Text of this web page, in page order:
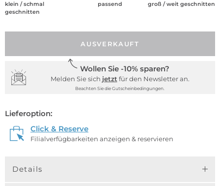
klein / schmal
geschnitten
passend groß / weit geschnitten
AUSVERKAUFT
Wollen Sie -10% sparen?
Melden Sie sich jetzt für den Newsletter an.
Beachten Sie die Gutscheinbedingungen.
Lieferoption:
Click & Reserve
Filialverfügbarkeiten anzeigen & reservieren
Details